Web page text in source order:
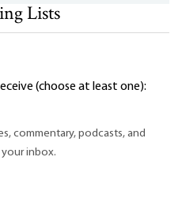
Lists
(choose at least one):
commentary, podcasts, and
inbox.